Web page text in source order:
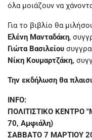
όλα μοιάζουν να
Για το βιβλίο θα
Ελένη Μανταδάκη,
Γιώτα Βασιλείου
Νίκη Κουμαρτζάκη,
Την εκδήλωση θα
INFO:
ΠΟΛΙΤΙΣΤΙΚΟ ΚΕΝΤΡΟ
70, Αμφιάλη)
ΣΑΒΒΑΤΟ 7 ΜΑΡΤΙΟΥ